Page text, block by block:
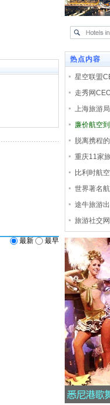
最新 最早
热点内容
星空联盟
走秀网
上海旅游
廉价航空
脱离携程
重庆11家
比利时航
世界著名
途牛旅游
旅游社交